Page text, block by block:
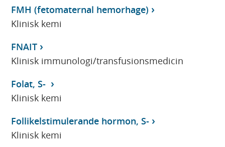
FMH (fetomaternal hemorhage)
Klinisk kemi
FNAIT
Klinisk immunologi/transfusionsmedicin
Folat, S-
Klinisk kemi
Follikelstimulerande hormon, S-
Klinisk kemi